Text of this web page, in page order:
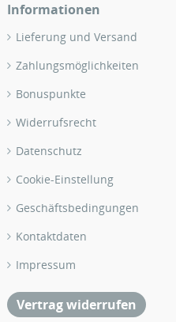
Informationen
Lieferung und Versand
Zahlungsmöglichkeiten
Bonuspunkte
Widerrufsrecht
Datenschutz
Cookie-Einstellung
Geschäftsbedingungen
Kontaktdaten
Impressum
Vertrag widerrufen